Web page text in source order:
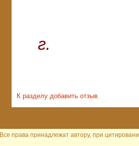
г.
К разделу добавить отзыв
Все права принадлежат автору, при